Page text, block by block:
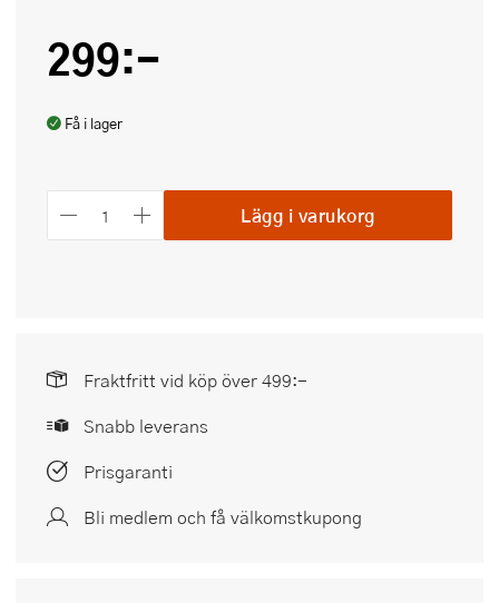
299:-
Få i lager
Lägg i varukorg
Fraktfritt vid köp över 499:-
Snabb leverans
Prisgaranti
Bli medlem och få välkomstkupong